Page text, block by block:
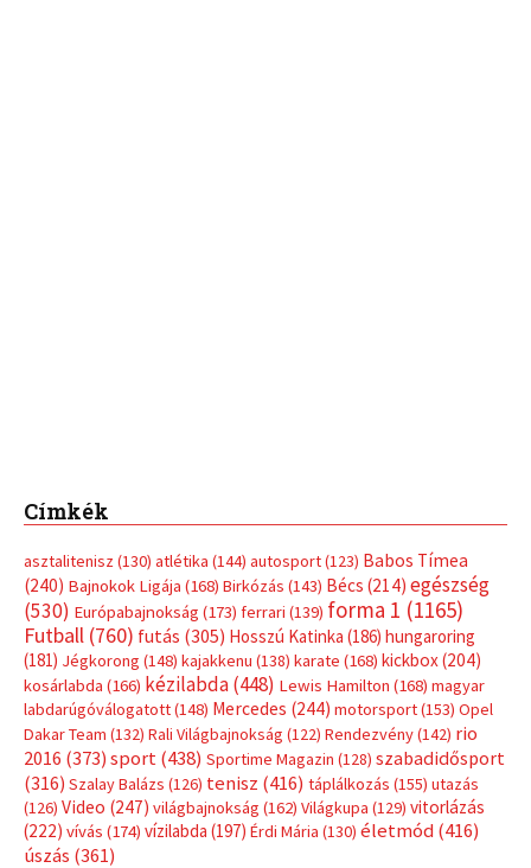
Címkék
asztalitenisz (130) atlétika (144) autosport(123) Babos Tímea
(240) Bajnokok Ligája (168) Birkózás (143) Bécs (214) egészség
(530) Európabajnokság (173) ferrari (139) forma 1 (1165)
Futball (760) futás (305) Hosszú Katinka (186) hungaroring
(181) Jégkorong (148) kajakkenu (138) karate (168) kickbox(204)
kosárlabda (166) kézilabda(448) Lewis Hamilton (168) magyar
labdarúgóválogatott(148) Mercedes (244) motorsport(153) Opel
Dakar Team (132) Rali Világbajnokság (122) Rendezvény(142) rio
2016 (373) sport(438) Sportime Magazin (128) szabadidősport
(316) Szalay Balázs (126) tenisz (416) táplálkozás (155) utazás
(126) Video (247) világbajnokság (162) Világkupa (129) vitorlázás
(222) vívás (174) vízilabda (197) Érdi Mária (130) életmód(416)
úszás (361)